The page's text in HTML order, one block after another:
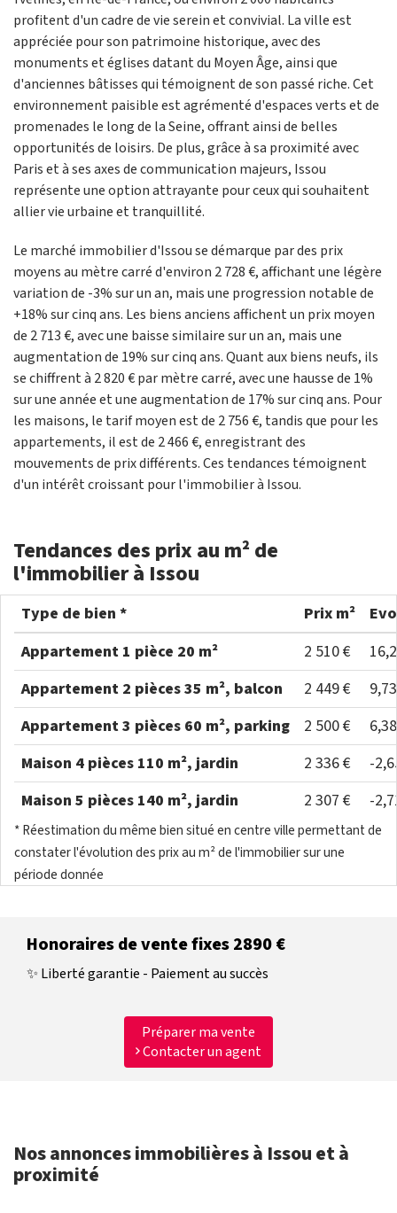
profitent d'un cadre de vie serein et convivial. La ville est
appréciée pour son patrimoine historique, avec des
monuments et églises datant du Moyen Âge, ainsi que
d'anciennes bâtisses qui témoignent de son passé riche. Cet
environnement paisible est agrémenté d'espaces verts et de
promenades le long de la Seine, offrant ainsi de belles
opportunités de loisirs. De plus, grâce à sa proximité avec
Paris et à ses axes de communication majeurs, Issou
représente une option attrayante pour ceux qui souhaitent
allier vie urbaine et tranquillité.
Le marché immobilier d'Issou se démarque par des prix
moyens au mètre carré d'environ 2 728 €, affichant une légère
variation de -3% sur un an, mais une progression notable de
+18% sur cinq ans. Les biens anciens affichent un prix moyen
de 2 713 €, avec une baisse similaire sur un an, mais une
augmentation de 19% sur cinq ans. Quant aux biens neufs, ils
se chiffrent à 2 820 € par mètre carré, avec une hausse de 1%
sur une année et une augmentation de 17% sur cinq ans. Pour
les maisons, le tarif moyen est de 2 756 €, tandis que pour les
appartements, il est de 2 466 €, enregistrant des
mouvements de prix différents. Ces tendances témoignent
d'un intérêt croissant pour l'immobilier à Issou.
Tendances des prix au m² de
l'immobilier à Issou
Type de bien * Prix m²
Appartement 1 pièce 20 m²
2 510 €
Appartement 2 pièces 35 m², balcon
2 449 €
Appartement 3 pièces 60 m², parking
2 500 €
Maison 4 pièces 110 m², jardin
2 336 €
-
Maison 5 pièces 140 m², jardin
2 307 € -
* Réestimation du même bien situé en centre ville permettant de
constater l'évolution des prix au m² de l'immobilier sur une
période donnée
Honoraires de vente fixes 2890 €
✨ Liberté garantie - Paiement au succès
Préparer ma vente
Contacter un agent
Nos annonces immobilières à Issou et à
proximité